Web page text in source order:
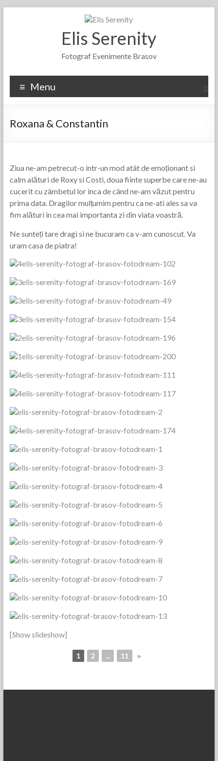
Elis Serenity
Fotograf Evenimente Brasov
Menu
Roxana & Constantin
Ziua ne-am petrecut-o intr-un mod atât de emoționant si
calm alături de Roxy si Costi, doua fiinte superbe care ne-au
cucerit cu zâmbetul lor inca de când ne-am văzut pentru
prima data. Dragilor mulțumim pentru ca ne-ati ales sa va
fim alături in cea mai importanta zi din viata voastră.
Ne sunteți tare dragi si ne bucuram ca v-am cunoscut. Va
uram casa de piatra!
[Show slideshow]
1 2 ... 11 ►